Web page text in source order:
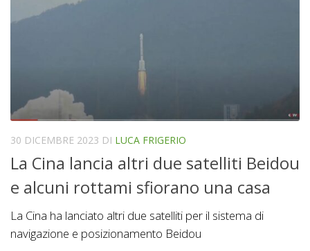
30 DICEMBRE 2023 DI LUCA FRIGERIO
La Cina lancia altri due satelliti Beidou
e alcuni rottami sfiorano una casa
La Cina ha lanciato altri due satelliti per il sistema di
navigazione e posizionamento Beidou